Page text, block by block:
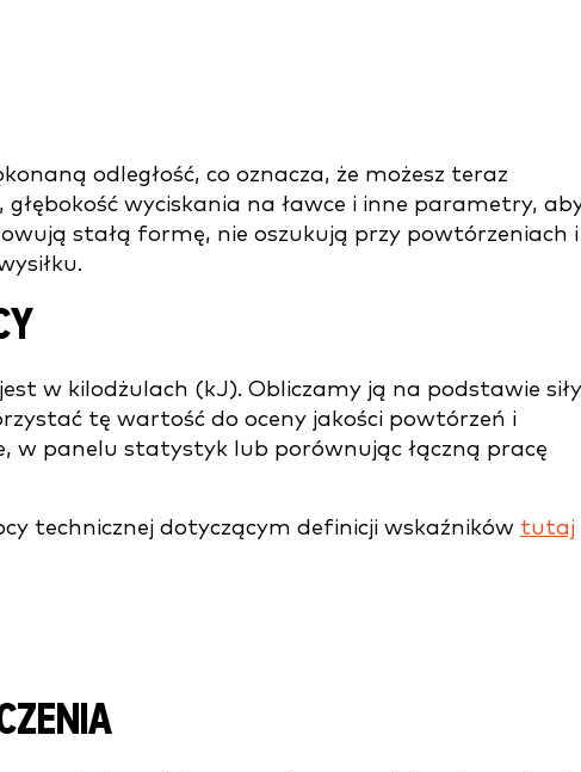
odległość, co oznacza, że możesz teraz
wyciskania na ławce i inne parametry,
stałą formę, nie oszukują przy powtórzeniach i
w kilodżulach (kJ). Obliczamy ją na podstawie
tę wartość do oceny jakości powtórzeń i
w panelu statystyk lub porównując łączną pracę
technicznej dotyczącym definicji wskaźników tutaj